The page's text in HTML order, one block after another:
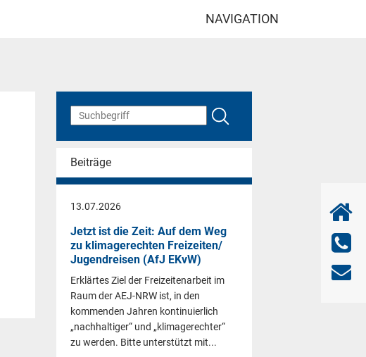
NAVIGATION
Beiträge
13.07.2026
Jetzt ist die Zeit: Auf dem Weg
zu klimagerechten Freizeiten/
Jugendreisen (AfJ EKvW)
Erklärtes Ziel der Freizeitenarbeit im
Raum der AEJ-NRW ist, in den
kommenden Jahren kontinuierlich
„nachhaltiger“ und „klimagerechter“
zu werden. Bitte unterstützt mit...